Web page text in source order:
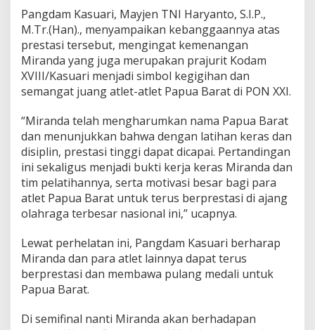
X
X
I
Pangdam Kasuari, Mayjen TNI Haryanto, S.I.P.,
M.Tr.(Han)., menyampaikan kebanggaannya atas
prestasi tersebut, mengingat kemenangan
Miranda yang juga merupakan prajurit Kodam
XVIII/Kasuari menjadi simbol kegigihan dan
semangat juang atlet-atlet Papua Barat di PON XXI.
“Miranda telah mengharumkan nama Papua Barat
dan menunjukkan bahwa dengan latihan keras dan
disiplin, prestasi tinggi dapat dicapai. Pertandingan
ini sekaligus menjadi bukti kerja keras Miranda dan
tim pelatihannya, serta motivasi besar bagi para
atlet Papua Barat untuk terus berprestasi di ajang
olahraga terbesar nasional ini,” ucapnya.
Lewat perhelatan ini, Pangdam Kasuari berharap
Miranda dan para atlet lainnya dapat terus
berprestasi dan membawa pulang medali untuk
Papua Barat.
Di semifinal nanti Miranda akan berhadapan